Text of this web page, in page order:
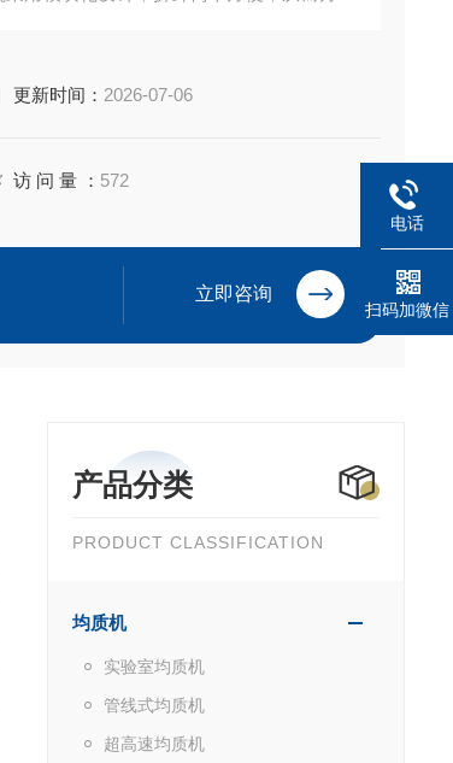
更新时间： 2026-07-06
访 问 量 ： 572
立即咨询
产品分类
PRODUCT CLASSIFICATION
均质机
实验室均质机
管线式均质机
超高速均质机
电话
扫码加微信